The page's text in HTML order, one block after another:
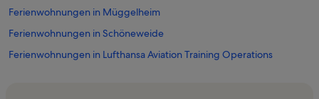
Ferienwohnungen in Müggelheim
Ferienwohnungen in Schöneweide
Ferienwohnungen in Lufthansa Aviation Training Operations